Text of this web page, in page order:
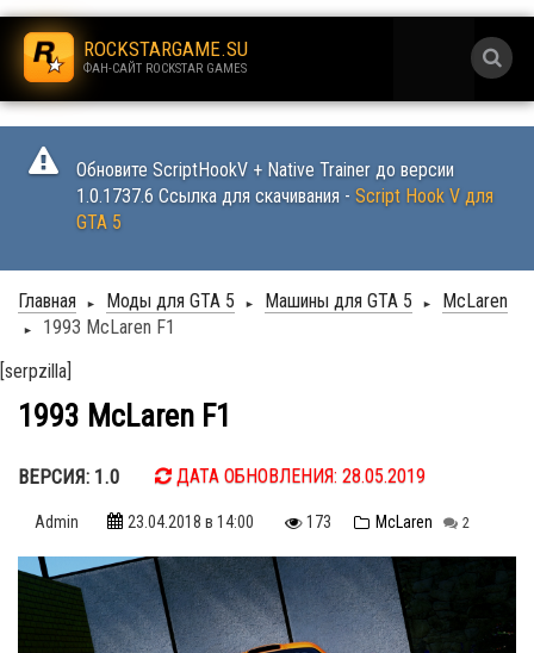
.
ROCKSTARGAME.SU
ФАН-САЙТ ROCKSTAR GAMES
.
Обновите ScriptHookV + Native Trainer до версии
1.0.1737.6 Ссылка для скачивания -Script Hook V для
GTA 5
Главная ► Моды для GTA 5 ► Машины для GTA 5 ► McLaren
►
1993 McLaren F1
[serpzilla]
1993 McLaren F1
ВЕРСИЯ: 1.0 ДАТА ОБНОВЛЕНИЯ: 28.05.2019
Admin 23.04.2018 в 14:00 173 McLaren 2